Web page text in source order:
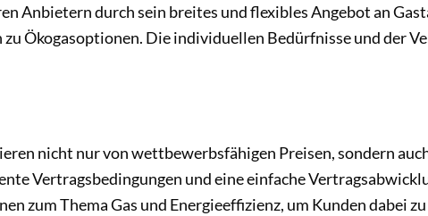
Anbietern durch sein breites und flexibles Angebot an
Ökogasoptionen. Die individuellen Bedürfnisse und der
nicht nur von wettbewerbsfähigen Preisen, sondern
Vertragsbedingungen und eine einfache
zum Thema Gas und Energieeffizienz, um Kunden dabei